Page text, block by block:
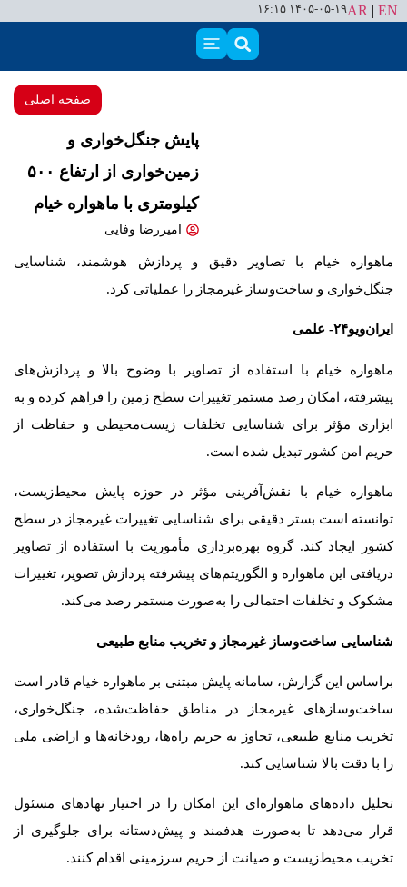
AR | EN ۱۴۰۵-۰۵-۱۹ ۱۶:۱۵
صفحه اصلی
پایش جنگل‌خواری و
زمین‌خواری از ارتفاع ۵۰۰
کیلومتری با ماهواره خیام
امیررضا وفایی
ماهواره خیام با تصاویر دقیق و پردازش هوشمند، شناسایی
جنگل‌خواری و ساخت‌وساز غیرمجاز را عملیاتی کرد.
ایران‌ویو۲۴- علمی
ماهواره خیام با استفاده از تصاویر با وضوح بالا و پردازش‌های
پیشرفته، امکان رصد مستمر تغییرات سطح زمین را فراهم کرده و به
ابزاری مؤثر برای شناسایی تخلفات زیست‌محیطی و حفاظت از
حریم امن کشور تبدیل شده است.
ماهواره خیام با نقش‌آفرینی مؤثر در حوزه پایش محیط‌زیست،
توانسته است بستر دقیقی برای شناسایی تغییرات غیرمجاز در سطح
کشور ایجاد کند. گروه بهره‌برداری مأموریت با استفاده از تصاویر
دریافتی این ماهواره و الگوریتم‌های پیشرفته پردازش تصویر، تغییرات
مشکوک و تخلفات احتمالی را به‌صورت مستمر رصد می‌کند.
شناسایی ساخت‌وساز غیرمجاز و تخریب منابع طبیعی
براساس این گزارش، سامانه پایش مبتنی بر ماهواره خیام قادر است
ساخت‌وسازهای غیرمجاز در مناطق حفاظت‌شده، جنگل‌خواری،
تخریب منابع طبیعی، تجاوز به حریم راه‌ها، رودخانه‌ها و اراضی ملی
را با دقت بالا شناسایی کند.
تحلیل داده‌های ماهواره‌ای این امکان را در اختیار نهادهای مسئول
قرار می‌دهد تا به‌صورت هدفمند و پیش‌دستانه برای جلوگیری از
تخریب محیط‌زیست و صیانت از حریم سرزمینی اقدام کنند.